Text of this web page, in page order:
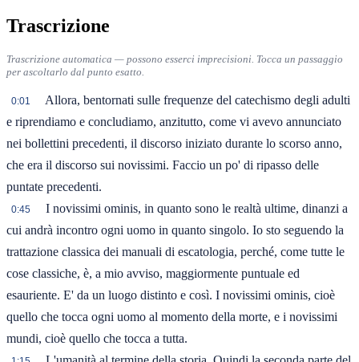
Trascrizione
Trascrizione automatica — possono esserci imprecisioni. Tocca un passaggio
per ascoltarlo dal punto esatto.
0:01
Allora, bentornati sulle frequenze del catechismo degli adulti
e riprendiamo e concludiamo, anzitutto, come vi avevo annunciato
nei bollettini precedenti, il discorso iniziato durante lo scorso anno,
che era il discorso sui novissimi. Faccio un po' di ripasso delle
puntate precedenti.
0:45
I novissimi ominis, in quanto sono le realtà ultime, dinanzi a
cui andrà incontro ogni uomo in quanto singolo. Io sto seguendo la
trattazione classica dei manuali di escatologia, perché, come tutte le
cose classiche, è, a mio avviso, maggiormente puntuale ed
esauriente. E' da un luogo distinto e così. I novissimi ominis, cioè
quello che tocca ogni uomo al momento della morte, e i novissimi
mundi, cioè quello che tocca a tutta.